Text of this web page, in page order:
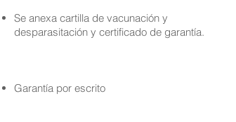
Se anexa cartilla de vacunación y
desparasitación y certificado de garantía.
Garantía por escrito